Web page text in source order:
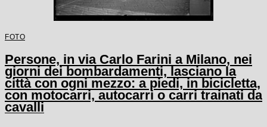
FOTO
Persone, in via Carlo Farini a Milano, nei
giorni dei bombardamenti, lasciano la
città con ogni mezzo: a piedi, in bicicletta,
con motocarri, autocarri o carri trainati da
cavalli